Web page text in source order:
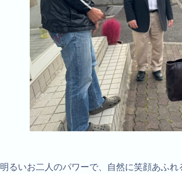
明るいお二人のパワーで、自然に笑顔あふれ